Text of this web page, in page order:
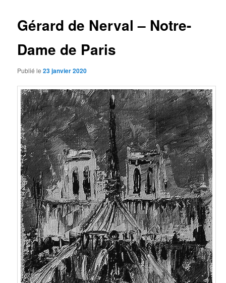
Gérard de Nerval – Notre-
Dame de Paris
Publié le23 janvier 2020